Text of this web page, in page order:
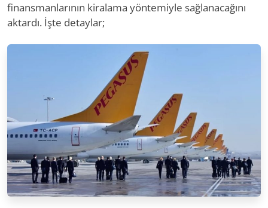
finansmanlarının kiralama yöntemiyle sağlanacağını
aktardı. İşte detaylar;